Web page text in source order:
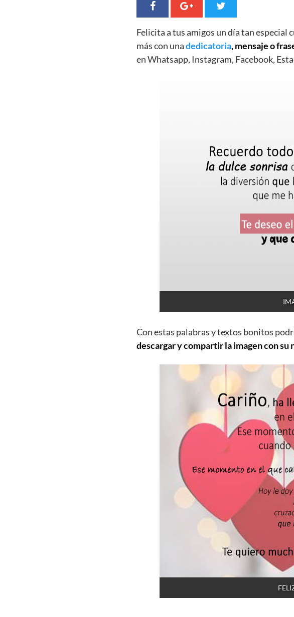
Felicita a tus amigos un día tan especial
más con unadedicatoria, mensaje o
en Whatsapp, Instagram, Facebook,
Con estas palabras y textos bonitos
descargar y compartir la imagen con su